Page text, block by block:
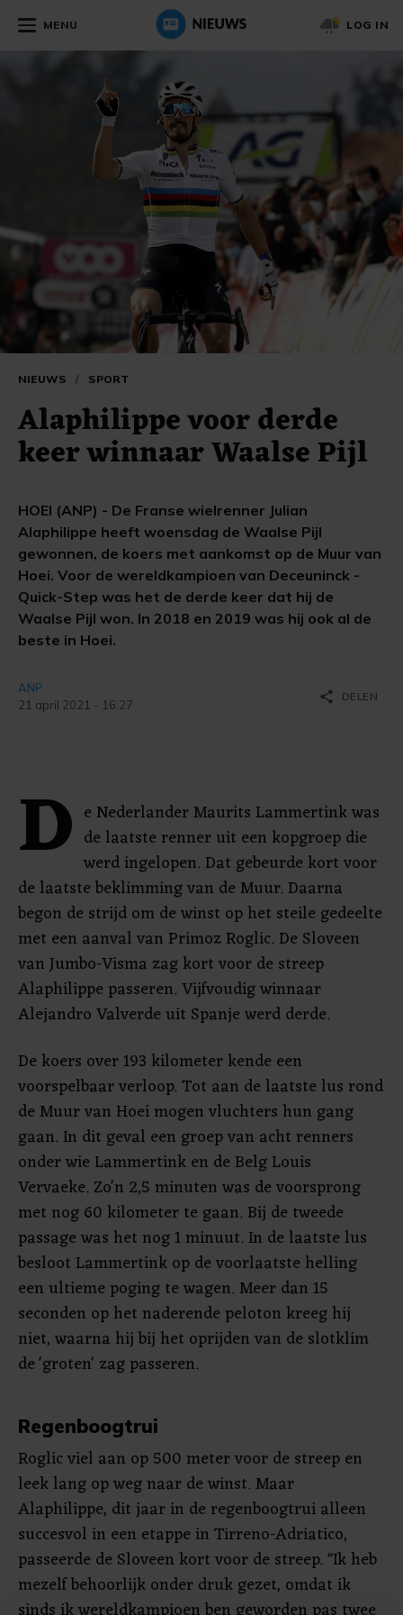
MENU LOG IN
NIEUWS / SPORT
Alaphilippe voor derde
keer winnaar Waalse Pijl
HOEI (ANP) - De Franse wielrenner Julian
Alaphilippe heeft woensdag de Waalse Pijl
gewonnen, de koers met aankomst op de Muur van
Hoei. Voor de wereldkampioen van Deceuninck -
Quick-Step was het de derde keer dat hij de
Waalse Pijl won. In 2018 en 2019 was hij ook al de
beste in Hoei.
ANP
21 april 2021 - 16:27
share DELEN
D e Nederlander Maurits Lammertink was
de laatste renner uit een kopgroep die
werd ingelopen. Dat gebeurde kort voor
de laatste beklimming van de Muur. Daarna
begon de strijd om de winst op het steile gedeelte
met een aanval van Primoz Roglic. De Sloveen
van Jumbo-Visma zag kort voor de streep
Alaphilippe passeren. Vijfvoudig winnaar
Alejandro Valverde uit Spanje werd derde.
De koers over 193 kilometer kende een
voorspelbaar verloop. Tot aan de laatste lus rond
de Muur van Hoei mogen vluchters hun gang
gaan. In dit geval een groep van acht renners
onder wie Lammertink en de Belg Louis
Vervaeke. Zo'n 2,5 minuten was de voorsprong
met nog 60 kilometer te gaan. Bij de tweede
passage was het nog 1 minuut. In de laatste lus
besloot Lammertink op de voorlaatste helling
een ultieme poging te wagen. Meer dan 15
seconden op het naderende peloton kreeg hij
niet, waarna hij bij het oprijden van de slotklim
de 'groten' zag passeren.
Regenboogtrui
Roglic viel aan op 500 meter voor de streep en
leek lang op weg naar de winst. Maar
Alaphilippe, dit jaar in de regenboogtrui alleen
succesvol in een etappe in Tirreno-Adriatico,
passeerde de Sloveen kort voor de streep. "Ik heb
mezelf behoorlijk onder druk gezet, omdat ik